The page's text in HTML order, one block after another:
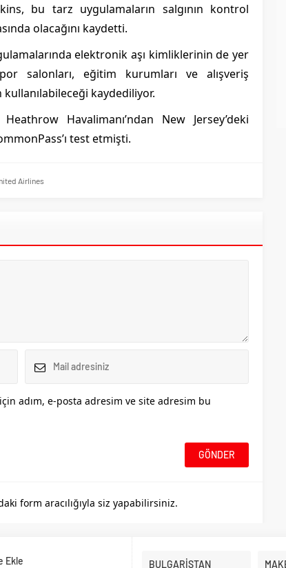
bu tarz uygulamaların salgının kontrol
olacağını kaydetti.
elektronik aşı kimliklerinin de yer
salonları, eğitim kurumları ve alışveriş
kaydediliyor.
Havalimanı’ndan New Jersey’deki
test etmişti.
Airlines
adım, e-posta adresim ve site adresim bu
form aracılığıyla siz yapabilirsiniz.
Ekle BULGARİSTAN